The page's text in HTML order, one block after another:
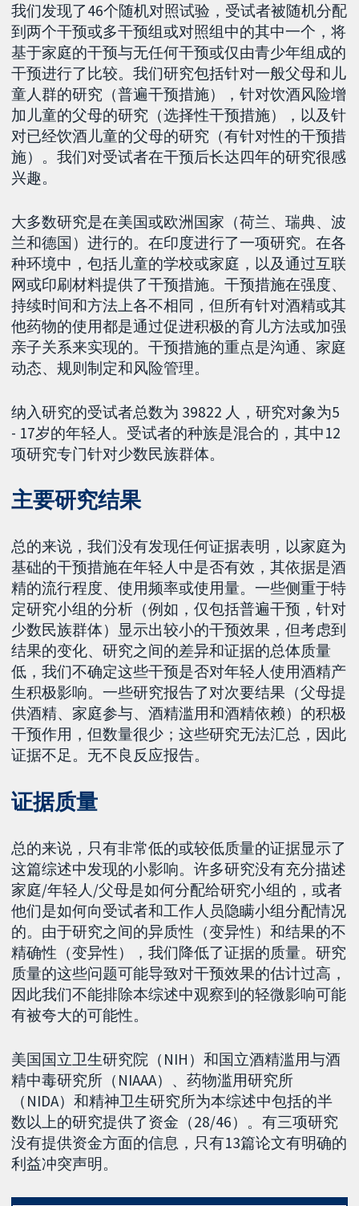
我们发现了46个随机对照试验，受试者被随机分配
到两个干预或多干预组或对照组中的其中一个，将
基于家庭的干预与无任何干预或仅由青少年组成的
干预进行了比较。我们研究包括针对一般父母和儿
童人群的研究（普遍干预措施），针对饮酒风险增
加儿童的父母的研究（选择性干预措施），以及针
对已经饮酒儿童的父母的研究（有针对性的干预措
施）。我们对受试者在干预后长达四年的研究很感
兴趣。
大多数研究是在美国或欧洲国家（荷兰、瑞典、波
兰和德国）进行的。在印度进行了一项研究。在各
种环境中，包括儿童的学校或家庭，以及通过互联
网或印刷材料提供了干预措施。干预措施在强度、
持续时间和方法上各不相同，但所有针对酒精或其
他药物的使用都是通过促进积极的育儿方法或加强
亲子关系来实现的。干预措施的重点是沟通、家庭
动态、规则制定和风险管理。
纳入研究的受试者总数为 39822 人，研究对象为5
- 17岁的年轻人。受试者的种族是混合的，其中12
项研究专门针对少数民族群体。
主要研究结果
总的来说，我们没有发现任何证据表明，以家庭为
基础的干预措施在年轻人中是否有效，其依据是酒
精的流行程度、使用频率或使用量。一些侧重于特
定研究小组的分析（例如，仅包括普遍干预，针对
少数民族群体）显示出较小的干预效果，但考虑到
结果的变化、研究之间的差异和证据的总体质量
低，我们不确定这些干预是否对年轻人使用酒精产
生积极影响。一些研究报告了对次要结果（父母提
供酒精、家庭参与、酒精滥用和酒精依赖）的积极
干预作用，但数量很少；这些研究无法汇总，因此
证据不足。无不良反应报告。
证据质量
总的来说，只有非常低的或较低质量的证据显示了
这篇综述中发现的小影响。许多研究没有充分描述
家庭/年轻人/父母是如何分配给研究小组的，或者
他们是如何向受试者和工作人员隐瞒小组分配情况
的。由于研究之间的异质性（变异性）和结果的不
精确性（变异性），我们降低了证据的质量。研究
质量的这些问题可能导致对干预效果的估计过高，
因此我们不能排除本综述中观察到的轻微影响可能
有被夸大的可能性。
美国国立卫生研究院（NIH）和国立酒精滥用与酒
精中毒研究所（NIAAA）、药物滥用研究所
（NIDA）和精神卫生研究所为本综述中包括的半
数以上的研究提供了资金（28/46）。有三项研究
没有提供资金方面的信息，只有13篇论文有明确的
利益冲突声明。